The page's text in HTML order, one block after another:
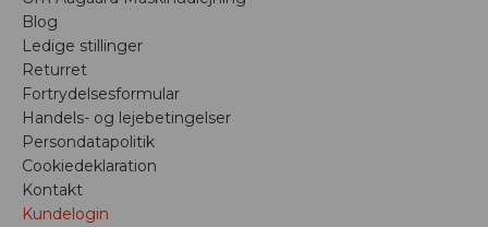
Blog
Ledige stillinger
Returret
Fortrydelsesformular
Handels- og lejebetingelser
Persondatapolitik
Cookiedeklaration
Kontakt
Kundelogin